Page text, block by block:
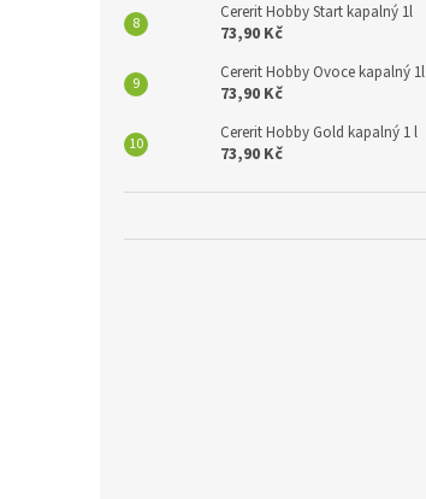
Cererit Hobby Start kapalný 1l
73,90 Kč
Cererit Hobby Ovoce kapalný 1l
73,90 Kč
Cererit Hobby Gold kapalný 1 l
73,90 Kč